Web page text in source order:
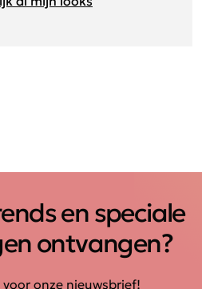
en speciale
ontvangen?
onze nieuwsbrief!